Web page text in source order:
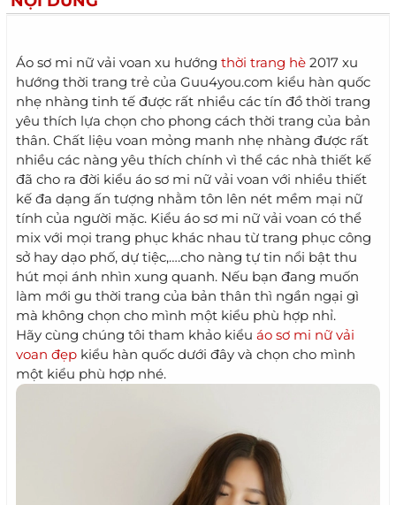
Áo sơ mi nữ vải voan xu hướng thời trang hè 2017 xu
hướng thời trang trẻ của Guu4you.com kiểu hàn quốc
nhẹ nhàng tinh tế được rất nhiều các tín đồ thời trang
yêu thích lựa chọn cho phong cách thời trang của bản
thân. Chất liệu voan mỏng manh nhẹ nhàng được rất
nhiều các nàng yêu thích chính vì thể các nhà thiết kế
đã cho ra đời kiểu áo sơ mi nữ vải voan với nhiều thiết
kế đa dạng ấn tượng nhằm tôn lên nét mềm mại nữ
tính của người mặc. Kiểu áo sơ mi nữ vải voan có thể
mix với mọi trang phục khác nhau từ trang phục công
sở hay dạo phố, dự tiệc,….cho nàng tự tin nổi bật thu
hút mọi ánh nhìn xung quanh. Nếu bạn đang muốn
làm mới gu thời trang của bản thân thì ngần ngại gì
mà không chọn cho mình một kiểu phù hợp nhỉ.
Hãy cùng chúng tôi tham khảo kiểu áo sơ mi nữ vải
voan đẹp kiểu hàn quốc dưới đây và chọn cho mình
một kiểu phù hợp nhé.